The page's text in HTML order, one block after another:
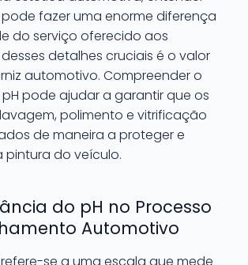
fazer uma enorme diferença
do serviço oferecido aos
detalhes cruciais é o valor
automotivo. Compreender o
pode ajudar a garantir que os
polimento e vitrificação
de maneira a proteger e
pintura do veículo.
do pH no Processo
Automotivo